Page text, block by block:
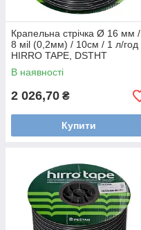
Крапельна стрічка Ø 16 мм /
8 мil (0,2мм) / 10см / 1 л/год
HIRRO TAPE, DSTHT
16081010-0500
В наявності
2 026,70 ₴
Купити